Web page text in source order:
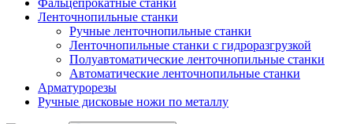
Фальцепрокатные станки
Ленточнопильные станки
Ручные ленточнопильные станки
Ленточнопильные станки с гидроразгрузкой
Полуавтоматические ленточнопильные станки
Автоматические ленточнопильные станки
Арматурорезы
Ручные дисковые ножи по металлу